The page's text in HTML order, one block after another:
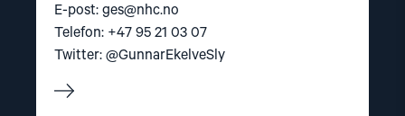
E-post: ges@nhc.no
Telefon: +47 95 21 03 07
Twitter: @GunnarEkelveSly